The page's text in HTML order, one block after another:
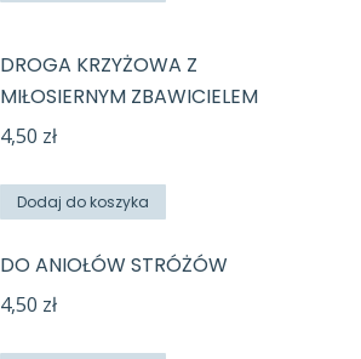
DROGA KRZYŻOWA Z
MIŁOSIERNYM ZBAWICIELEM
4,50 zł
Dodaj do koszyka
DO ANIOŁÓW STRÓŻÓW
4,50 zł